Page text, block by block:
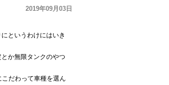
2019年09月03日
というわけにはいき
か無限タンクのやつ
だわって車種を選ん